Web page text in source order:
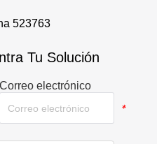
523763
Tu Solución
Correo electrónico
*